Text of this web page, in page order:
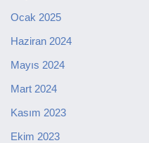
Ocak 2025
Haziran 2024
Mayıs 2024
Mart 2024
Kasım 2023
Ekim 2023